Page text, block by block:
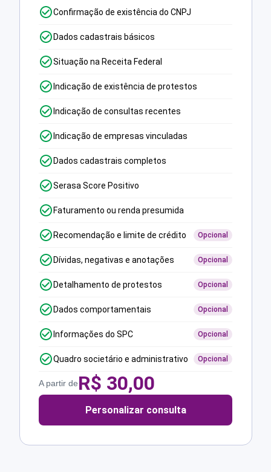
Confirmação de existência do CNPJ
Dados cadastrais básicos
Situação na Receita Federal
Indicação de existência de protestos
Indicação de consultas recentes
Indicação de empresas vinculadas
Dados cadastrais completos
Serasa Score Positivo
Faturamento ou renda presumida
Recomendação e limite de crédito Opcional
Dívidas, negativas e anotações Opcional
Detalhamento de protestos Opcional
Dados comportamentais Opcional
Informações do SPC Opcional
Quadro societário e administrativo Opcional
A partir deR$ 30,00
Personalizar consulta